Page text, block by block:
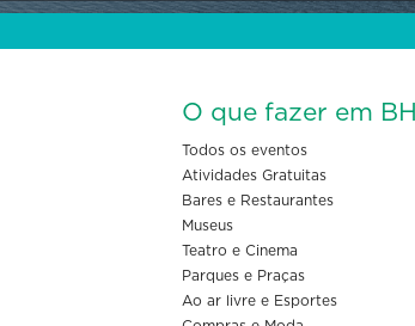
O que fazer em BH
Todos os eventos
Atividades Gratuitas
Bares e Restaurantes
Museus
Teatro e Cinema
Parques e Praças
Ao ar livre e Esportes